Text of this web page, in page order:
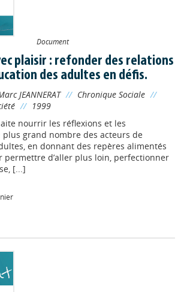
Document
plaisir : refonder des relations
des adultes en défis.
JEANNERAT // Chronique Sociale //
// 1999
nourrir les réflexions et les
grand nombre des acteurs de
en donnant des repères alimentés
permettre d’aller plus loin, perfectionner
[...]